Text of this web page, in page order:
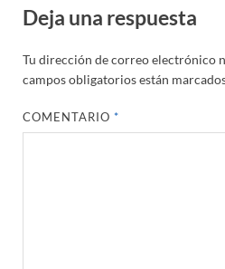
Deja una respuesta
Tu dirección de correo electrónico
campos obligatorios están
COMENTARIO*